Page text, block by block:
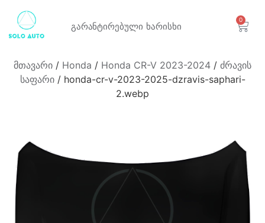
გარანტირებული ხარისხი
0
მთავარი / Honda / Honda CR-V 2023-2024 / ძრავის
საფარი/ honda-cr-v-2023-2025-dzravis-saphari-
2.webp